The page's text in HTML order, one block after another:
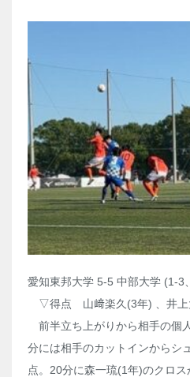
愛知東邦大学 5-5 中部大学 (1-3
▽得点 山﨑楽久(3年) 、井上
前半立ち上がりから相手の個
分には相手のカットインからシ
点。20分に森一琉(1年)のクロ